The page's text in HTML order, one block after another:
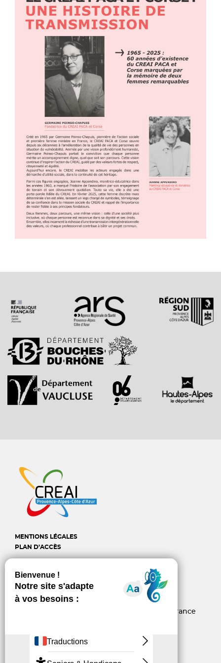
MENTIONS LÉGALES
PLAN D’ACCÈS
CREAI Provence-Alpes-
Côte d'Azur
6, rue d’Arcole - 13006 Marseille - France
Linkedin